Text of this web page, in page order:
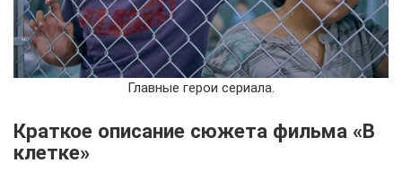
Главные герои сериала.
Краткое описание сюжета фильма «В
клетке»